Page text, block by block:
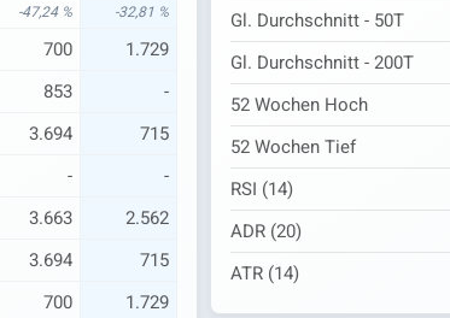
-47,24 % -32,81 %
700
1.729
853
-
3.694
715
-
-
3.663
2.562
3.694
715
700
1.729
Gl. Durchschnitt - 50T
Gl. Durchschnitt - 200T
52 Wochen Hoch
52 Wochen Tief
RSI (14)
ADR (20)
ATR (14)